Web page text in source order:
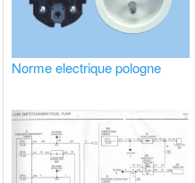
Norme electrique pologne